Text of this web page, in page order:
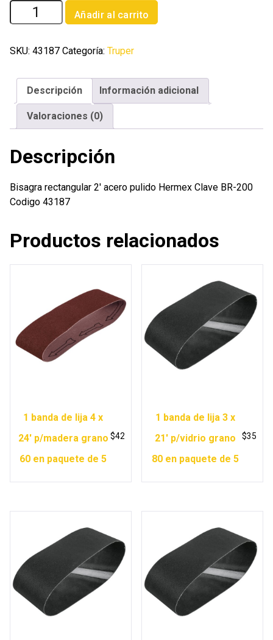
Bisagra
rectangular
acero
Hermex
cantidad
Añadir al carrito
SKU: 43187 Categoría: Truper
Descripción Información adicional
Valoraciones (0)
Descripción
Bisagra rectangular 2′ acero pulido Hermex Clave BR-200
Codigo 43187
Productos relacionados
1 banda de lija 4 x
24′ p/madera grano
60 en paquete de 5
$42
1 banda de lija 3 x
21′ p/vidrio grano
80 en paquete de 5
$35